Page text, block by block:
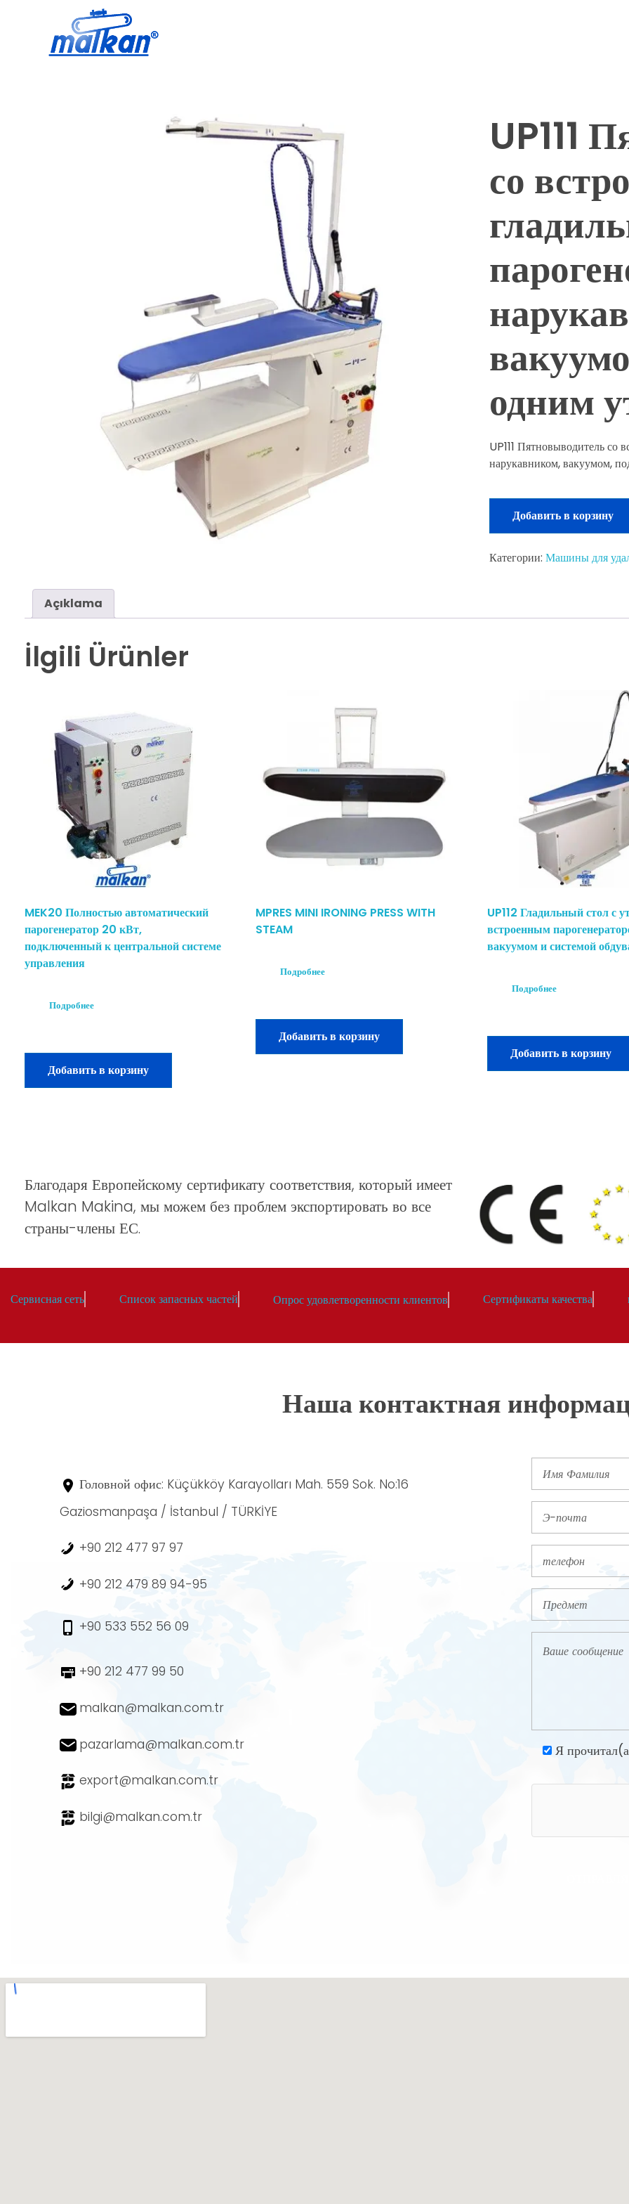
UP111
со
одним
UP111 Пятновыводитель со
нарукавником, вакуумом,
Добавить в корзину
Категории:Машины для
Açıklama
İlgili Ürünler
MEK20 Полностью автоматический
парогенератор 20 кВт,
подключенный к центральной системе
управления
Подробнее
Добавить в корзину
MPRES MINI IRONING PRESS WITH
STEAM
Подробнее
Добавить в корзину
UP112 Гладильный стол с
встроенным
вакуумом и системой
Подробнее
Добавить в корзину
Благодаря Европейскому сертификату соответствия, который имеет
Malkan Makina, мы можем без проблем экспортировать во все
страны-члены ЕС.
Сервисная сеть Список запасных частей Опрос удовлетворенности клиентов Сертификаты качества
Наша контактная
Головной офис: Küçükköy Karayolları Mah. 559 Sok. No:16
Gaziosmanpaşa / İstanbul / TÜRKİYE
+90 212 477 97 97
+90 212 479 89 94-95
+90 533 552 56 09
+90 212 477 99 50
malkan@malkan.com.tr
pazarlama@malkan.com.tr
export@malkan.com.tr
bilgi@malkan.com.tr
Я